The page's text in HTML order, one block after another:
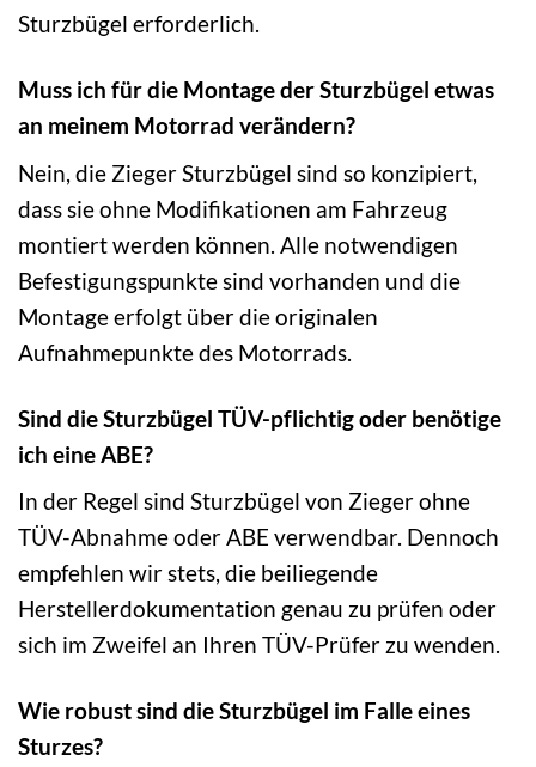
Sturzbügel erforderlich.
Muss ich für die Montage der Sturzbügel etwas
an meinem Motorrad verändern?
Nein, die Zieger Sturzbügel sind so konzipiert,
dass sie ohne Modifikationen am Fahrzeug
montiert werden können. Alle notwendigen
Befestigungspunkte sind vorhanden und die
Montage erfolgt über die originalen
Aufnahmepunkte des Motorrads.
Sind die Sturzbügel TÜV-pflichtig oder benötige
ich eine ABE?
In der Regel sind Sturzbügel von Zieger ohne
TÜV-Abnahme oder ABE verwendbar. Dennoch
empfehlen wir stets, die beiliegende
Herstellerdokumentation genau zu prüfen oder
sich im Zweifel an Ihren TÜV-Prüfer zu wenden.
Wie robust sind die Sturzbügel im Falle eines
Sturzes?